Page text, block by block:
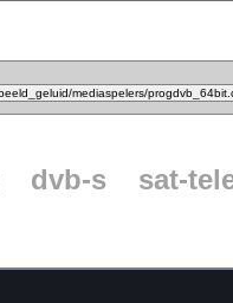
dvb-s
sat-